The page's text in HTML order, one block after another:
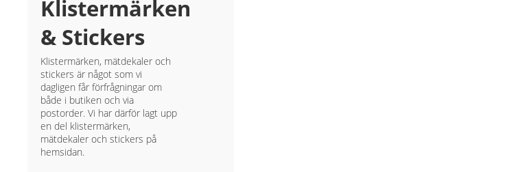
Klistermärken
& Stickers
Klistermärken, mätdekaler och
stickers är något som vi
dagligen får förfrågningar om
både i butiken och via
postorder. Vi har därför lagt upp
en del klistermärken,
mätdekaler och stickers på
hemsidan.